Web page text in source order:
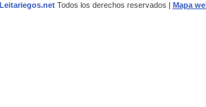
Leitariegos.netTodos los derechos reservados | Mapa